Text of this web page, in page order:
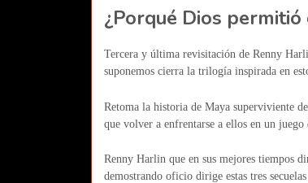
¿Porqué Dios permitió
Tercera y última revisitación de Renny
suponemos cierra la trilogía inspirada en
Retoma la historia de Maya superviviente
que volver a enfrentarse a ellos en un juego
Renny Harlin que en sus mejores tiempos
demostrando oficio dirige estas tres